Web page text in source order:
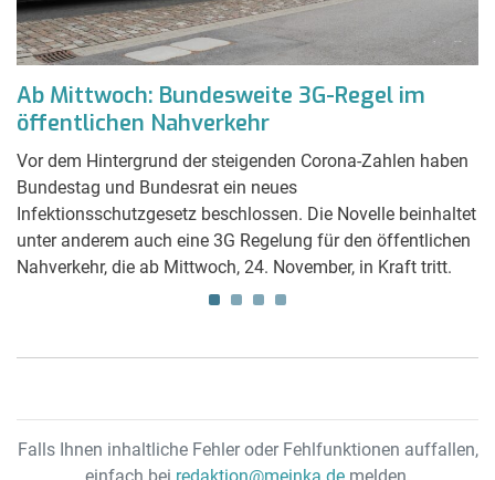
Ab Mittwoch: Bundesweite 3G-Regel im
öffentlichen Nahverkehr
Vor dem Hintergrund der steigenden Corona-Zahlen haben
Bundestag und Bundesrat ein neues
Infektionsschutzgesetz beschlossen. Die Novelle beinhaltet
unter anderem auch eine 3G Regelung für den öffentlichen
Nahverkehr, die ab Mittwoch, 24. November, in Kraft tritt.
Falls Ihnen inhaltliche Fehler oder Fehlfunktionen auffallen,